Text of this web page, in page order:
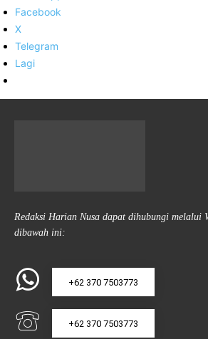
Facebook
X
Telegram
Lagi
Redaksi Harian Nusa dapat dihubungi melalui
dibawah ini:
+62 370 7503773
+62 370 7503773